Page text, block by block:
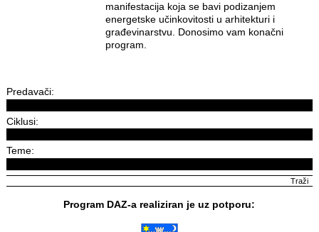
manifestacija koja se bavi podizanjem
energetske učinkovitosti u arhitekturi i
građevinarstvu. Donosimo vam konačni
program.
Predavači:
Ciklusi:
Teme:
Program DAZ-a realiziran je uz potporu: